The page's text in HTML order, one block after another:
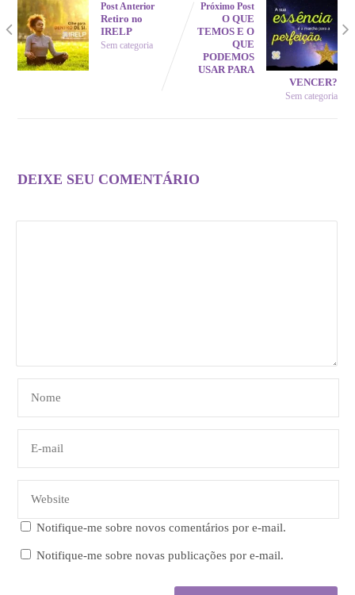
Post Anterior
Retiro no
IRELP
Sem categoria
Próximo Post
O QUE
TEMOS E O
QUE
PODEMOS
USAR PARA
VENCER?
Sem categoria
DEIXE SEU COMENTÁRIO
Notifique-me sobre novos comentários por e-mail.
Notifique-me sobre novas publicações por e-mail.